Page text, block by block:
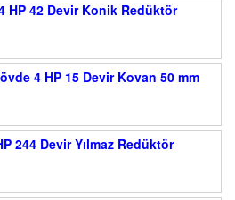
HP 42 Devir Konik Redüktör
4 HP 15 Devir Kovan 50 mm
244 Devir Yılmaz Redüktör